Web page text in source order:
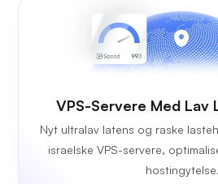
VPS-Servere Med Lav
Nyt ultralav latens og raske
israelske VPS-servere,
hostingytelse.